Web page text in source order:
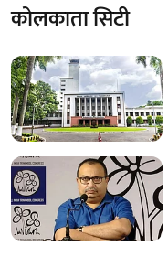
कोलकाता सिटी